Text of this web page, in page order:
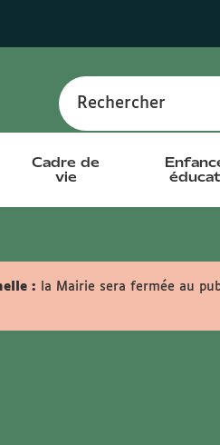
Rechercher
Cadre de
vie
: la Mairie sera fermée au